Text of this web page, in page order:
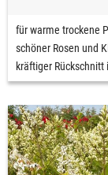
für warme trockene
schöner Rosen und
kräftiger Rückschnitt